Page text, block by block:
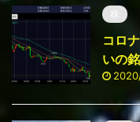
株
コロ
いの